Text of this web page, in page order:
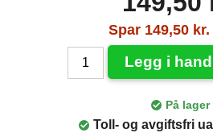
Spar 149,50 kr.
Legg i
På lager
Toll- og avgiftsfri